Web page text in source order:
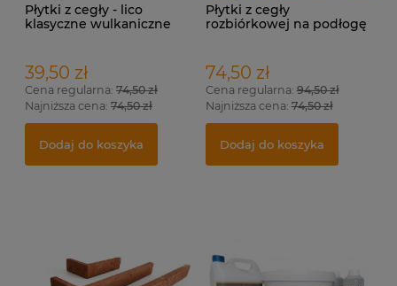
Płytki z cegły - lico
klasyczne wulkaniczne
39,50 zł
Cena regularna: 74,50 zł
Najniższa cena: 74,50 zł
Dodaj do koszyka
Płytki z cegły
rozbiórkowej na podłogę
74,50 zł
Cena regularna:94,50 zł
Najniższa cena:74,50 zł
Dodaj do koszyka